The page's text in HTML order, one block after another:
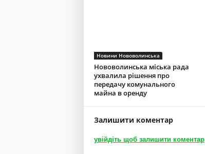
Новини Нововолинська
Нововолинська міська рада
ухвалила рішення про
передачу комунального
майна в оренду
Залишити коментар
увійдіть щоб залишити коментар